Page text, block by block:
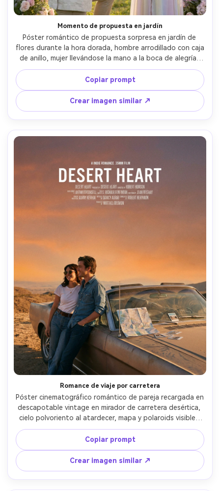
Momento de propuesta en jardín
Póster romántico de propuesta sorpresa en jardín de
flores durante la hora dorada, hombre arrodillado con caja
de anillo, mujer llevándose la mano a la boca de alegría,
flores pastel suaves y flare solar, ropa elegante, historia
emocional, cielo limpio y fondo desenfocado para texto
del título, capturada con 85mm f/1.4, piel y lágrimas ultra-
realistas, gradación cálida y cinematográfica, encuadre
listo para póster --ar 4:5
Copiar prompt
Crear imagen similar ↗
Romance de viaje por carretera
Póster cinematográfico romántico de pareja recargada en
descapotable vintage en mirador de carretera desértica,
cielo polvoriento al atardecer, mapa y polaroids visibles
en el coche, ambiente relajado y juguetón, ella con gafas
de sol y camiseta blanca, él con camisa vaquera, luz
dorada cálida, espacio negativo ancho para título,
capturada con 35mm f/2.0, fotorrealista, gradación
moderna de cine indie-romántico --ar 4:5
Copiar prompt
Crear imagen similar ↗